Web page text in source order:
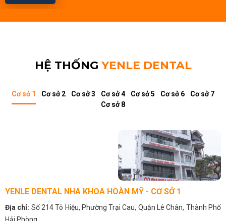
HỆ THỐNG YENLE DENTAL
Cơ sở 1 Cơ sở 2 Cơ sở 3 Cơ sở 4 Cơ sở 5 Cơ sở 6
Cơ sở 7
Cơ sở 8
YENLE DENTAL NHA KHOA HOÀN MỸ - CƠ SỞ 1
Địa chỉ: Số 214 Tô Hiệu, Phường Trại Cau, Quận Lê Chân, Thành Phố
Hải Phòng